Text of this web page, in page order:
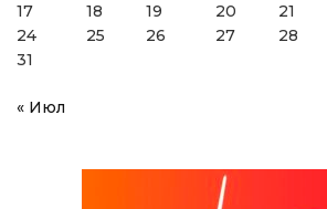
17
18 19 20 21
24
25 26 27 28
31
« Июл